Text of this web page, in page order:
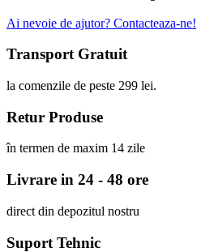
Ai nevoie de ajutor? Contacteaza-ne!
Transport Gratuit
la comenzile de peste 299 lei.
Retur Produse
în termen de maxim 14 zile
Livrare in 24 - 48 ore
direct din depozitul nostru
Suport Tehnic